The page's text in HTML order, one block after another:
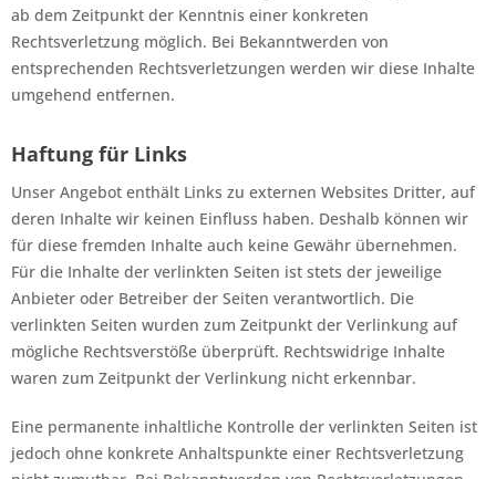
ab dem Zeitpunkt der Kenntnis einer konkreten
Rechtsverletzung möglich. Bei Bekanntwerden von
entsprechenden Rechtsverletzungen werden wir diese Inhalte
umgehend entfernen.
Haftung für Links
Unser Angebot enthält Links zu externen Websites Dritter, auf
deren Inhalte wir keinen Einfluss haben. Deshalb können wir
für diese fremden Inhalte auch keine Gewähr übernehmen.
Für die Inhalte der verlinkten Seiten ist stets der jeweilige
Anbieter oder Betreiber der Seiten verantwortlich. Die
verlinkten Seiten wurden zum Zeitpunkt der Verlinkung auf
mögliche Rechtsverstöße überprüft. Rechtswidrige Inhalte
waren zum Zeitpunkt der Verlinkung nicht erkennbar.
Eine permanente inhaltliche Kontrolle der verlinkten Seiten ist
jedoch ohne konkrete Anhaltspunkte einer Rechtsverletzung